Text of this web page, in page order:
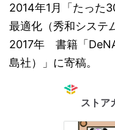
2014年1月「たった
最適化（秀和システ
2017年 書籍「
島社）」に寄稿。
ストア